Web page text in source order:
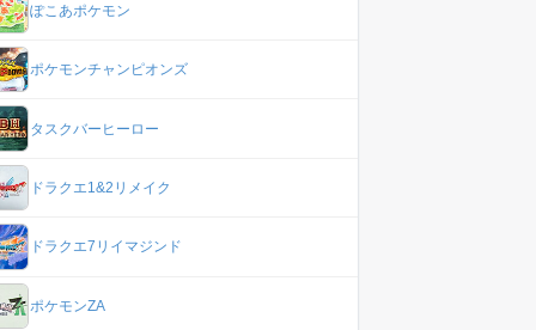
ぽこあポケモン
ポケモンチャンピオンズ
タスクバーヒーロー
ドラクエ1&2リメイク
ドラクエ7リイマジンド
ポケモンZA